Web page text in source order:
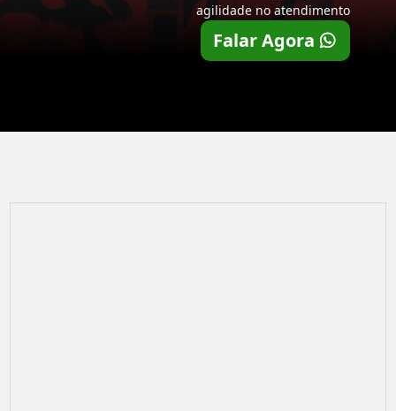
agilidade no atendimento
Falar Agora